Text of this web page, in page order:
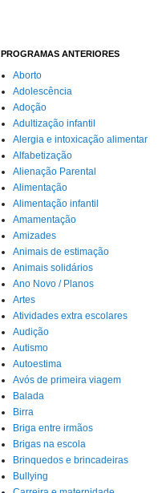
PROGRAMAS ANTERIORES
Aborto
Adolescência
Adoção
Adultização infantil
Alergia e intoxicação alimentar
Alfabetização
Alienação Parental
Alimentação
Alimentação infantil
Amamentação
Amizades
Animais de estimação
Animais solidários
Ano Novo / Planos
Artes
Atividades extra escolares
Audição
Autismo
Autoestima
Avós de primeira viagem
Balada
Birra
Briga entre irmãos
Brigas na escola
Brinquedos e brincadeiras
Bullying